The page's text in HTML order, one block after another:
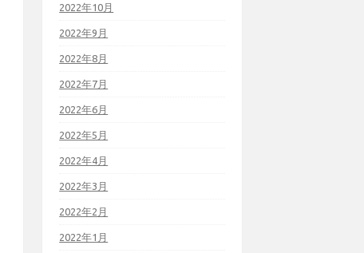
2022年10月
2022年9月
2022年8月
2022年7月
2022年6月
2022年5月
2022年4月
2022年3月
2022年2月
2022年1月